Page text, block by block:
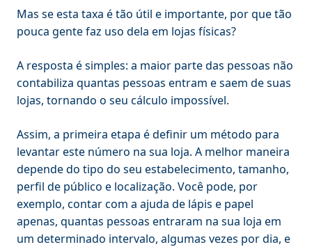
Mas se esta taxa é tão útil e importante, por que tão
pouca gente faz uso dela em lojas físicas?
A resposta é simples: a maior parte das pessoas não
contabiliza quantas pessoas entram e saem de suas
lojas, tornando o seu cálculo impossível.
Assim, a primeira etapa é definir um método para
levantar este número na sua loja. A melhor maneira
depende do tipo do seu estabelecimento, tamanho,
perfil de público e localização. Você pode, por
exemplo, contar com a ajuda de lápis e papel
apenas, quantas pessoas entraram na sua loja em
um determinado intervalo, algumas vezes por dia, e